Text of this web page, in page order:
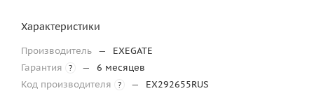
Характеристики
Производитель —
EXEGATE
Гарантия
? —
6 месяцев
Код производителя
? —
EX292655RUS